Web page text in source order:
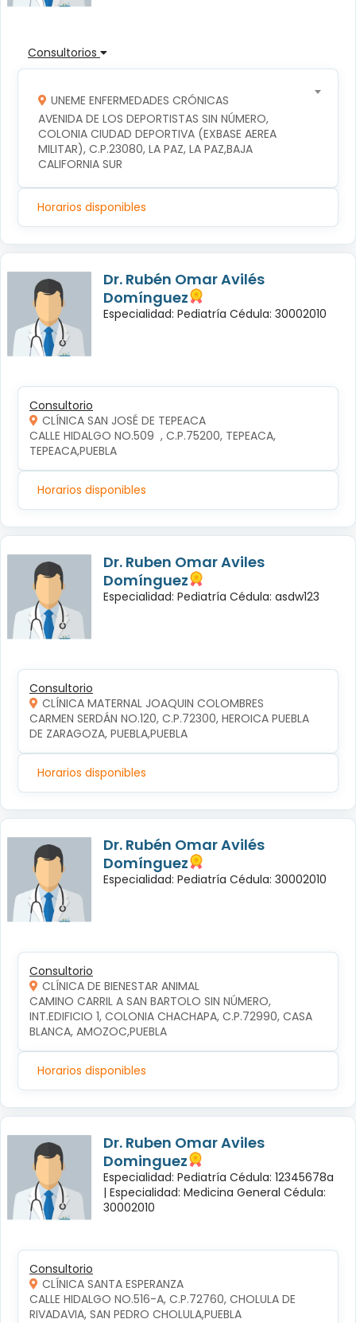
Consultorios
UNEME ENFERMEDADES CRÓNICAS
AVENIDA DE LOS DEPORTISTAS SIN NÚMERO,
COLONIA CIUDAD DEPORTIVA (EXBASE AEREA
MILITAR), C.P.23080, LA PAZ, LA PAZ,BAJA
CALIFORNIA SUR
Horarios disponibles
Dr. Rubén Omar Avilés
Domínguez
Especialidad: Pediatría Cédula: 30002010
Consultorio
CLÍNICA SAN JOSÉ DE TEPEACA
CALLE HIDALGO NO.509  , C.P.75200, TEPEACA,
TEPEACA,PUEBLA
Horarios disponibles
Dr. Ruben Omar Aviles
Domínguez
Especialidad: Pediatría Cédula: asdw123
Consultorio
CLÍNICA MATERNAL JOAQUIN COLOMBRES
CARMEN SERDÁN NO.120, C.P.72300, HEROICA PUEBLA
DE ZARAGOZA, PUEBLA,PUEBLA
Horarios disponibles
Dr. Rubén Omar Avilés
Domínguez
Especialidad: Pediatría Cédula: 30002010
Consultorio
CLÍNICA DE BIENESTAR ANIMAL
CAMINO CARRIL A SAN BARTOLO SIN NÚMERO,
INT.EDIFICIO 1, COLONIA CHACHAPA, C.P.72990, CASA
BLANCA, AMOZOC,PUEBLA
Horarios disponibles
Dr. Ruben Omar Aviles
Dominguez
Especialidad: Pediatría Cédula: 12345678a
| Especialidad: Medicina General Cédula:
30002010
Consultorio
CLÍNICA SANTA ESPERANZA
CALLE HIDALGO NO.516-A, C.P.72760, CHOLULA DE
RIVADAVIA, SAN PEDRO CHOLULA,PUEBLA